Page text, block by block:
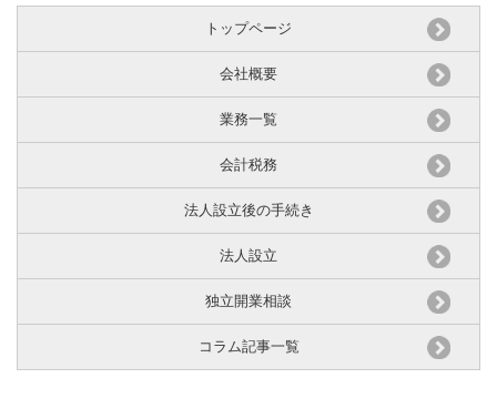
トップページ
会社概要
業務一覧
会計税務
法人設立後の手続き
法人設立
独立開業相談
コラム記事一覧